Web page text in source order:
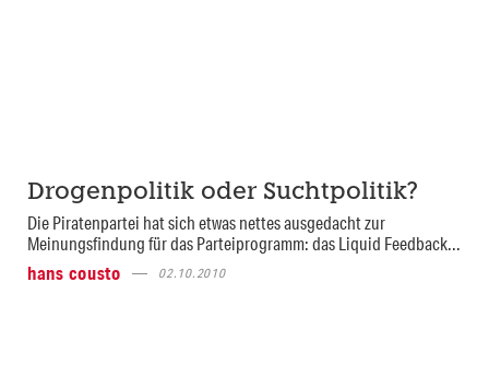
Drogenpolitik oder Suchtpolitik?
Die Piratenpartei hat sich etwas nettes ausgedacht zur
Meinungsfindung für das Parteiprogramm: das Liquid Feedback...
hans cousto
02.10.2010